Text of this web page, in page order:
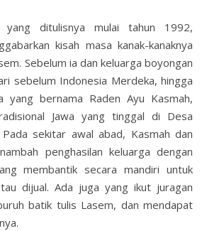
yang ditulisnya mulai tahun 1992,
kisah masa kanak-kanaknya
Sebelum ia dan keluarga boyongan
sebelum Indonesia Merdeka, hingga
yang bernama Raden Ayu Kasmah,
Jawa yang tinggal di Desa
sekitar awal abad, Kasmah dan
penghasilan keluarga dengan
membantik secara mandiri untuk
dijual. Ada juga yang ikut juragan
batik tulis Lasem, dan mendapat